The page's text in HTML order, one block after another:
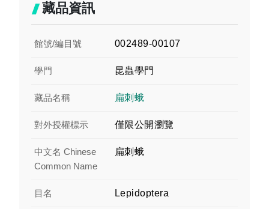
藏品資訊
館號/編目號 002489-00107
學門 昆蟲學門
藏品名稱 扁刺蛾
對外授權標示 僅限公開瀏覽
中文名 Chinese
Common Name
扁刺蛾
目名 Lepidoptera